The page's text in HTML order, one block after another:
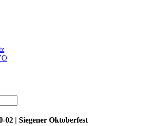
02 | Siegener Oktoberfest